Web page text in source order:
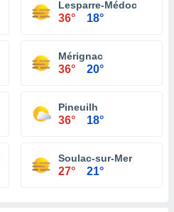
Lesparre-Médoc
36° 18°
Mérignac
36° 20°
Pineuilh
36° 18°
Soulac-sur-Mer
27° 21°